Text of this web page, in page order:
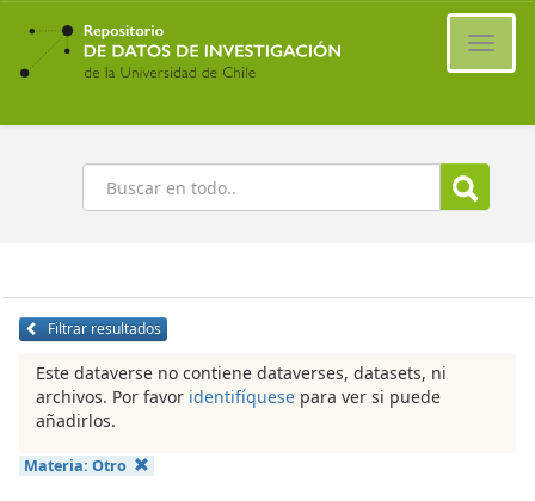
Ir
contenido
principal
Buscar
Filtrar resultados
Este dataverse no contiene dataverses, datasets, ni
archivos. Por favor identifíquese para ver si puede
añadirlos.
Materia: Otro